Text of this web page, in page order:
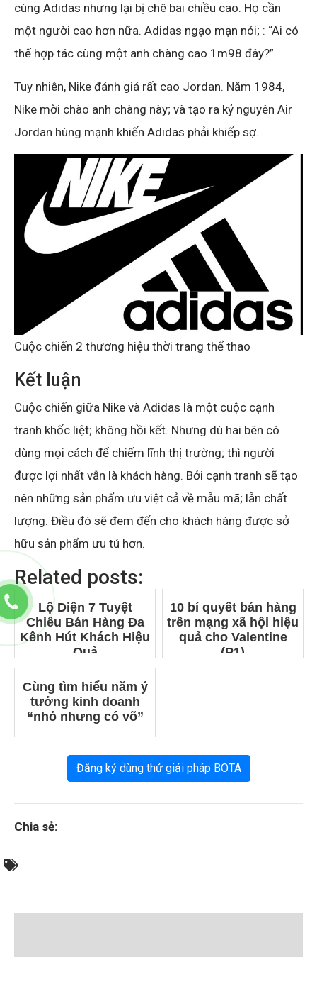
cùng Adidas nhưng lại bị chê bai chiều cao. Họ cần
một người cao hơn nữa. Adidas ngạo mạn nói; : “Ai có
thể hợp tác cùng một anh chàng cao 1m98 đây?”.
Tuy nhiên, Nike đánh giá rất cao Jordan. Năm 1984,
Nike mời chào anh chàng này; và tạo ra kỷ nguyên Air
Jordan hùng mạnh khiến Adidas phải khiếp sợ.
Cuộc chiến 2 thương hiệu thời trang thể thao
Kết luận
Cuộc chiến giữa Nike và Adidas là một cuộc cạnh
tranh khốc liệt; không hồi kết. Nhưng dù hai bên có
dùng mọi cách để chiếm lĩnh thị trường; thì người
được lợi nhất vẫn là khách hàng. Bởi cạnh tranh sẽ tạo
nên những sản phẩm ưu việt cả về mẫu mã; lẫn chất
lượng. Điều đó sẽ đem đến cho khách hàng được sở
hữu sản phẩm ưu tú hơn.
Related posts:
Lộ Diện 7 Tuyệt
Chiêu Bán Hàng Đa
Kênh Hút Khách Hiệu
Quả
10 bí quyết bán hàng
trên mạng xã hội hiệu
quả cho Valentine
(P1)
Cùng tìm hiểu năm ý
tưởng kinh doanh
“nhỏ nhưng có võ”
Đăng ký dùng thử giải pháp BOTA
Chia sẻ: